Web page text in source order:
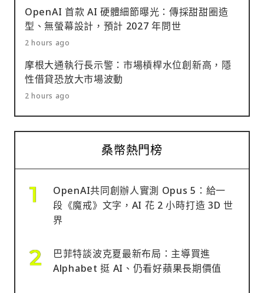
OpenAI 首款 AI 硬體細節曝光：傳採甜甜圈造
型、無螢幕設計，預計 2027 年問世
2 hours ago
摩根大通執行長示警：市場槓桿水位創新高，隱
性借貸恐放大市場波動
2 hours ago
桑幣熱門榜
OpenAI共同創辦人實測 Opus 5：給一
段《魔戒》文字，AI 花 2 小時打造 3D 世
界
巴菲特談波克夏最新布局：主導買進
Alphabet 挺 AI、仍看好蘋果長期價值